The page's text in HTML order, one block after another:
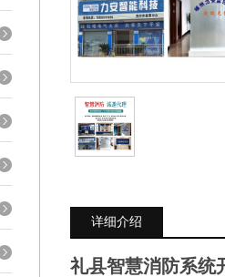
详细介绍
礼县智慧消防系统